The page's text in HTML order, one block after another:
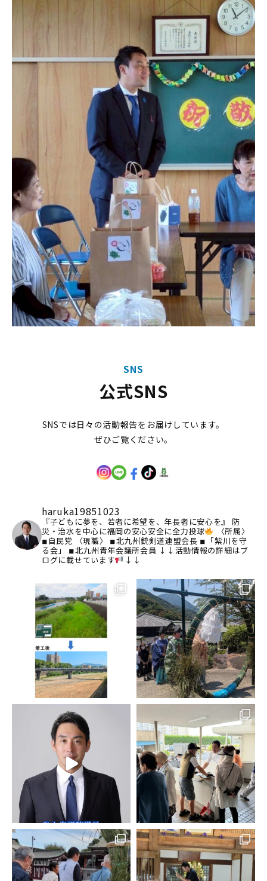
SNS
公式SNS
SNSでは日々の活動報告をお届けしています。
ぜひご覧ください。
haruka19851023
『子どもに夢を、若者に希望を、年長者に安心を』
防
災・治水を中心に福岡の安心安全に全力投球
〈所属〉
◾︎自民党 〈現職〉 ◾︎北九州銃剣道連盟会長 ◾︎「紫川を守
る会」
◾︎北九州青年会議所会員 ↓↓活動情報の詳細はブ
ログに載せています
↓↓